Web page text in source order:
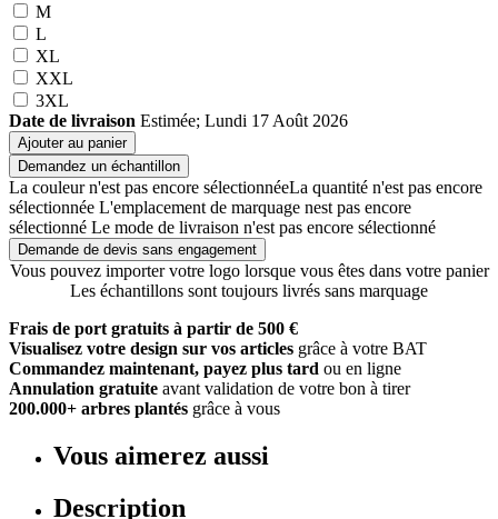
M
L
XL
XXL
3XL
Date de livraison Estimée; Lundi 17 Août 2026
Ajouter au panier
Demandez un échantillon
La couleur n'est pas encore sélectionnéeLa quantité n'est pas encore
sélectionnée L'emplacement de marquage nest pas encore
sélectionné Le mode de livraison n'est pas encore sélectionné
Demande de devis sans engagement
Vous pouvez importer votre logo lorsque vous êtes dans votre panier
Les échantillons sont toujours livrés sans marquage
Frais de port gratuits à partir de 500 €
Visualisez votre design sur vos articles grâce à votre BAT
Commandez maintenant, payez plus tard ou en ligne
Annulation gratuite avant validation de votre bon à tirer
200.000+ arbres plantés grâce à vous
Vous aimerez aussi
Description